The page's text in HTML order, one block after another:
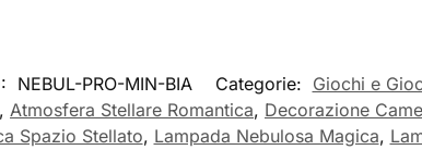
NEBUL-PRO-MIN-BIA Categorie: Giochi e
, Atmosfera Stellare Romantica, Decorazione
Spazio Stellato, Lampada Nebulosa Magica,